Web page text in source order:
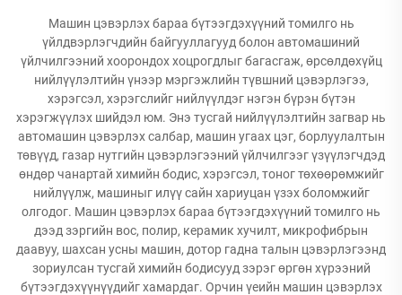
Машин цэвэрлэх бараа бүтээгдэхүүний томилго нь
үйлдвэрлэгчдийн байгууллагууд болон автомашиний
үйлчилгээний хоорондох хоцрогдлыг багасгаж, өрсөлдөхүйц
нийлүүлэлтийн үнээр мэргэжлийн түвшний цэвэрлэгээ,
хэрэгсэл, хэрэгслийг нийлүүлдэг нэгэн бүрэн бүтэн
хэрэгжүүлэх шийдэл юм. Энэ тусгай нийлүүлэлтийн загвар нь
автомашин цэвэрлэх салбар, машин угаах цэг, борлуулалтын
төвүүд, газар нутгийн цэвэрлэгээний үйлчилгээг үзүүлэгчдэд
өндөр чанартай химийн бодис, хэрэгсэл, тоног төхөөрөмжийг
нийлүүлж, машиныг илүү сайн хариуцан үзэх боломжийг
олгодог. Машин цэвэрлэх бараа бүтээгдэхүүний томилго нь
дээд зэргийн вос, полир, керамик хучилт, микрофибрын
даавуу, шахсан усны машин, дотор гадна талын цэвэрлэгээнд
зориулсан тусгай химийн бодисууд зэрэг өргөн хүрээний
бүтээгдэхүүнүүдийг хамардаг. Орчин үеийн машин цэвэрлэх